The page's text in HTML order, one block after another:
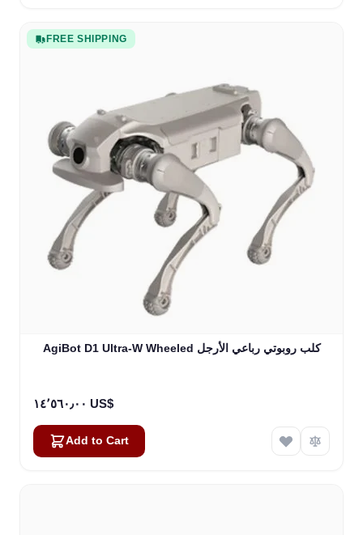
FREE SHIPPING
AgiBot D1 Ultra-W Wheeled كلب روبوتي رباعي الأرجل
١٤٬٥٦٠٫٠٠ US$
Add to Cart